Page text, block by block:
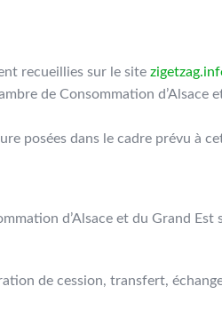
recueillies sur le site
de Consommation d’Alsace
posées dans le cadre prévu à
d’Alsace et du Grand Est
de cession, transfert,